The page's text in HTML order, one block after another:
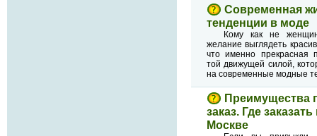
Современная
тенденции в моде
Кому как не
желание выглядеть
что именно прекрасная
той движущей силой,
на современные модные
Преимущества
заказ. Где
Москве